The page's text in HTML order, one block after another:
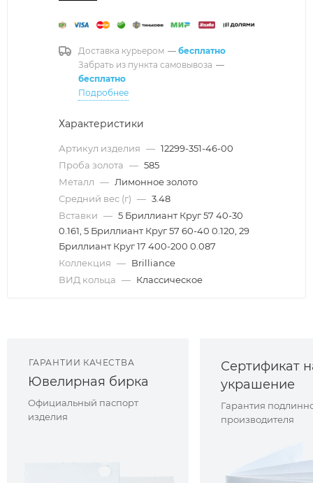
Доставка курьером — бесплатно
Забрать из пункта самовывоза —
бесплатно
Подробнее
Характеристики
Артикул изделия — 12299-351-46-00
Проба золота — 585
Металл — Лимонное золото
Средний вес (г) — 3.48
Вставки — 5 Бриллиант Круг 57 40-30
0.161, 5 Бриллиант Круг 57 60-40 0.120, 29
Бриллиант Круг 17 400-200 0.087
Коллекция — Brilliance
ВИД кольца — Классическое
ГАРАНТИИ КАЧЕСТВА
Ювелирная бирка
Официальный паспорт
изделия
Сертификат
украшение
Гарантия
производителя